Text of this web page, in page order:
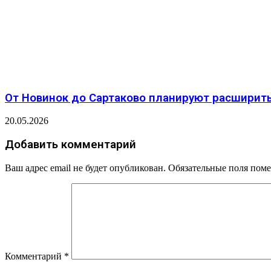
От Новинок до Сартаково планируют
20.05.2026
Добавить комментарий
Ваш адрес email не будет опубликован. Обязательные поля
Комментарий *